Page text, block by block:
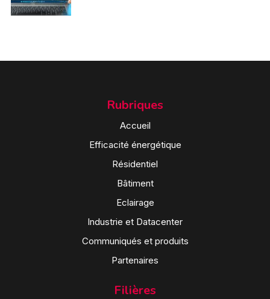
Rubriques
Accueil
Efficacité énergétique
Résidentiel
Bâtiment
Eclairage
Industrie et Datacenter
Communiqués et produits
Partenaires
Filières